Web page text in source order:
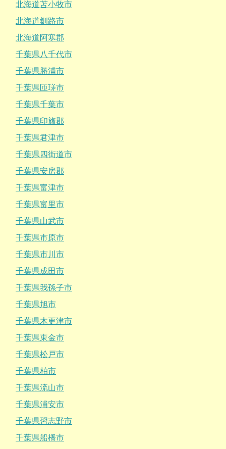
北海道苫小牧市
北海道釧路市
北海道阿寒郡
千葉県八千代市
千葉県勝浦市
千葉県匝瑳市
千葉県千葉市
千葉県印旛郡
千葉県君津市
千葉県四街道市
千葉県安房郡
千葉県富津市
千葉県富里市
千葉県山武市
千葉県市原市
千葉県市川市
千葉県成田市
千葉県我孫子市
千葉県旭市
千葉県木更津市
千葉県東金市
千葉県松戸市
千葉県柏市
千葉県流山市
千葉県浦安市
千葉県習志野市
千葉県船橋市